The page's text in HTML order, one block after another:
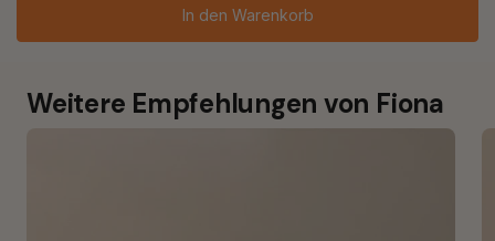
In den Warenkorb
Weitere Empfehlungen von Fiona